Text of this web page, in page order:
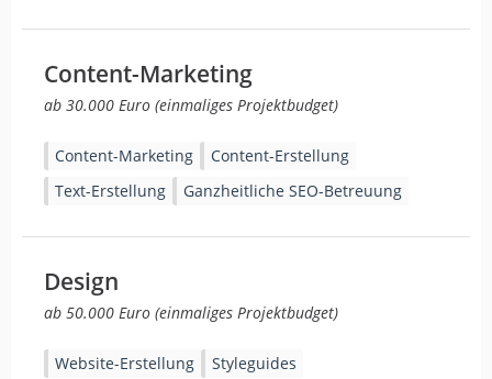
Content-Marketing
ab 30.000 Euro (einmaliges Projektbudget)
Content-Marketing
Content-Erstellung
Text-Erstellung
Ganzheitliche SEO-Betreuung
Design
ab 50.000 Euro (einmaliges Projektbudget)
Website-Erstellung
Styleguides